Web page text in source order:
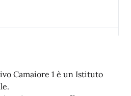
Camaiore 1 è un Istituto